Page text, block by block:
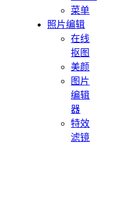
菜单
照片编辑
在线
抠图
美颜
图片
编辑
器
特效
滤镜